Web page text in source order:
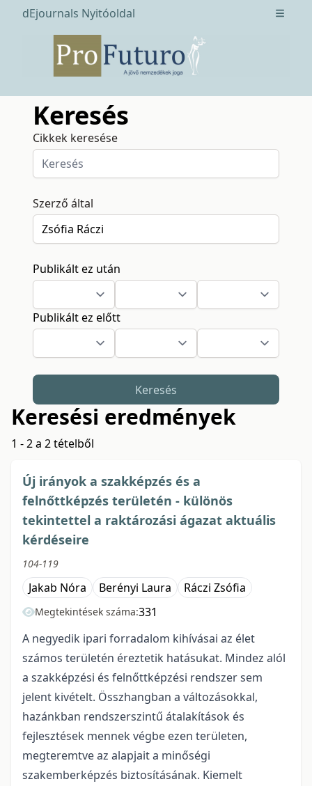
dEjournals Nyitóoldal Open
Keresés
Cikkek keresése
Szerző által
Publikált ez után
Publikált ez előtt
Keresés
Keresési eredmények
1 - 2 a 2 tételből
Új irányok a szakképzés és a
felnőttképzés területén - különös
tekintettel a raktározási ágazat aktuális
kérdéseire
104-119
Jakab Nóra Berényi Laura Ráczi Zsófia
Megtekintések száma:331
A negyedik ipari forradalom kihívásai az élet
számos területén éreztetik hatásukat. Mindez alól
a szakképzési és felnőttképzési rendszer sem
jelent kivételt. Összhangban a változásokkal,
hazánkban rendszerszintű átalakítások és
fejlesztések mennek végbe ezen területen,
megteremtve az alapjait a minőségi
szakemberképzés biztosításának. Kiemelt